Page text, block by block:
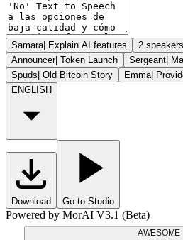
Samara| Explain AI features 2 speakers
Announcer| Token Launch Sergeant|
Spuds| Old Bitcoin Story Emma|
ENGLISH
Download Go to Studio
Powered by MorAI V3.1 (Beta)
AWESOME